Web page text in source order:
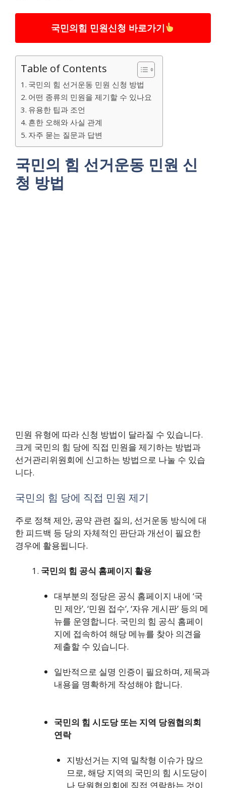
국민의힘 민원신청 바로가기
Table of Contents
국민의 힘 선거운동 민원 신청 방법
어떤 종류의 민원을 제기할 수 있나요
유용한 팁과 조언
흔한 오해와 사실 관계
자주 묻는 질문과 답변
국민의 힘 선거운동 민원 신
청 방법
민원 유형에 따라 신청 방법이 달라질 수 있습니다.
크게 국민의 힘 당에 직접 민원을 제기하는 방법과
선거관리위원회에 신고하는 방법으로 나눌 수 있습
니다.
국민의 힘 당에 직접 민원 제기
주로 정책 제안, 공약 관련 질의, 선거운동 방식에 대
한 피드백 등 당의 자체적인 판단과 개선이 필요한
경우에 활용됩니다.
국민의 힘 공식 홈페이지 활용
대부분의 정당은 공식 홈페이지 내에 ‘국
민 제안’, ‘민원 접수’, ‘자유 게시판’ 등의 메
뉴를 운영합니다. 국민의 힘 공식 홈페이
지에 접속하여 해당 메뉴를 찾아 의견을
제출할 수 있습니다.
일반적으로 실명 인증이 필요하며, 제목과
내용을 명확하게 작성해야 합니다.
국민의 힘 시도당 또는 지역 당원협의회
연락
지방선거는 지역 밀착형 이슈가 많으
므로, 해당 지역의 국민의 힘 시도당이
나 당원협의회에 직접 연락하는 것이